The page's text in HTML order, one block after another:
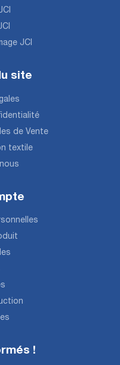
JCI
site
de Vente
textile
!